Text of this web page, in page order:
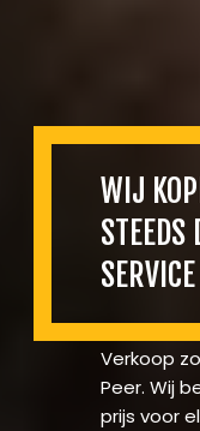
WIJ
STEEDS
SERVICE
Verkoop
Peer. Wij
prijs voor